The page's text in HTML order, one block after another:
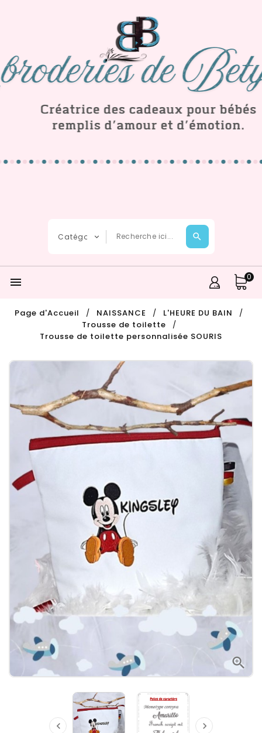
 0
Page d'Accueil NAISSANCE
L'HEURE DU BAIN
Trousse de toilette
Trousse de toilette personnalisée SOURIS

 